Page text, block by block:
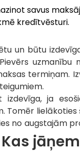
savus
kredītvēsturi.
Kas
un būtu
termiņam.
ja
Tomēr
no augstajām